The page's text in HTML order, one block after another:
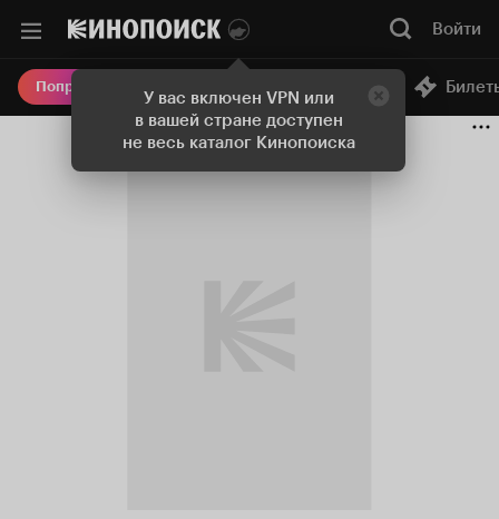
У вас включен VPN или
в вашей стране доступен
не весь каталог Кинопоиска
Войти
Попробовать Плюс Онлайн-кинотеатр